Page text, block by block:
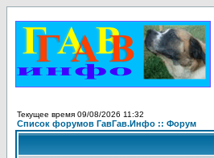
Текущее время 09/08/2026 11:32
Список форумов ГавГав.Инфо :: Форум